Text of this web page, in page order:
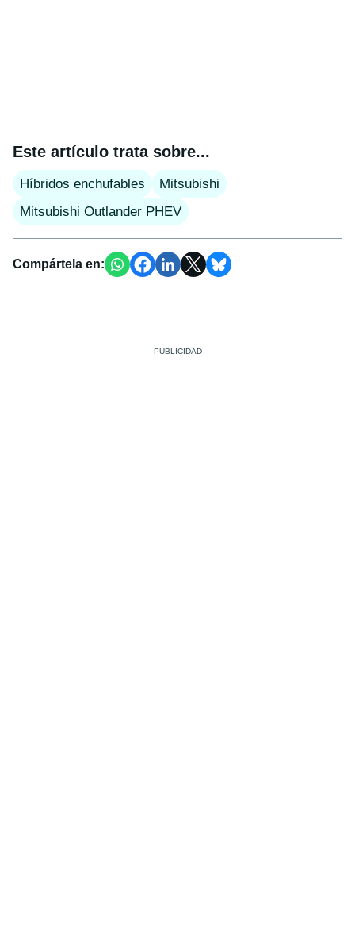
Este artículo trata sobre...
Híbridos enchufables
Mitsubishi
Mitsubishi Outlander PHEV
Compártela en: